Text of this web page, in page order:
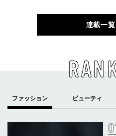
連載一